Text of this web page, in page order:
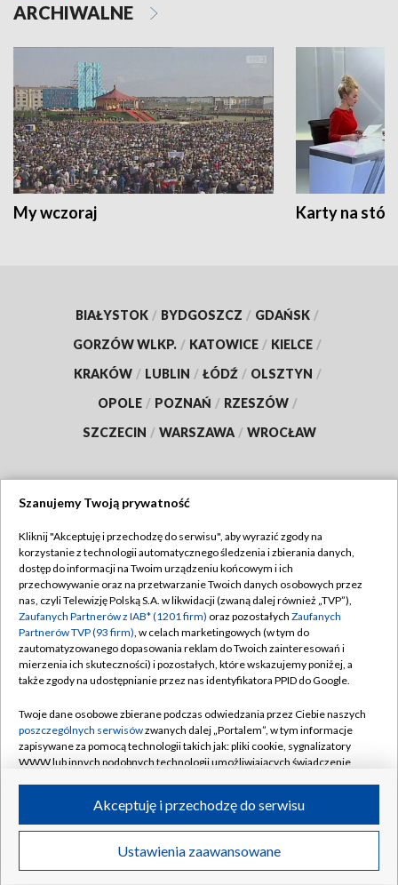
ARCHIWALNE
My wczoraj Karty na
BIAŁYSTOK / BYDGOSZCZ / GDAŃSK /
GORZÓW WLKP. / KATOWICE / KIELCE /
KRAKÓW / LUBLIN / ŁÓDŹ / OLSZTYN /
OPOLE / POZNAŃ / RZESZÓW /
SZCZECIN / WARSZAWA / WROCŁAW
TVP
Abonament TVP
Emisja w TVP
Centrum informacji TVP
Naziemna Telewizja Cyfrowa
Rada Programowa
System NOS
Informacje o nadawcy
Program dla prasy
Ogłoszenie przetargowe
Regulamin TVP
Polityka prywatności
Moje zgody
Pomoc
Kontakt
Kanały
©2026 Telewizja Polska S.A. w likwidacji
Szanujemy Twoją prywatność
Kliknij "Akceptuję i przechodzę do serwisu", aby wyrazić zgody na
korzystanie z technologii automatycznego śledzenia i zbierania danych,
dostęp do informacji na Twoim urządzeniu końcowym i ich
przechowywanie oraz na przetwarzanie Twoich danych osobowych przez
nas, czyli Telewizję Polską S.A. w likwidacji (zwaną dalej również „TVP”),
Zaufanych Partnerów z IAB* (1201 firm) oraz pozostałych Zaufanych
Partnerów TVP (93 firm), w celach marketingowych (w tym do
zautomatyzowanego dopasowania reklam do Twoich zainteresowań i
mierzenia ich skuteczności) i pozostałych, które wskazujemy poniżej, a
także zgody na udostępnianie przez nas identyfikatora PPID do Google.
Twoje dane osobowe zbierane podczas odwiedzania przez Ciebie naszych
poszczególnych serwisówzwanych dalej „Portalem”, w tym informacje
zapisywane za pomocą technologii takich jak: pliki cookie, sygnalizatory
WWW lub innych podobnych technologii umożliwiających świadczenie
ruchu w Internecie.
Twoje dane osobowe zbierane podczas odwiedzania przez Ciebie
poszczególnych serwisówna Portalu, takie jak adresy IP, identyfikatory
Ustawienia zaawansowane
Akceptuję i przechodzę do serwisu